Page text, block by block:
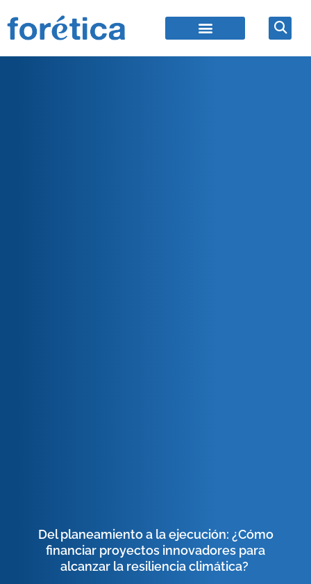
Del planeamiento a la ejecución: ¿Cómo
financiar proyectos innovadores para
alcanzar la resiliencia climática?